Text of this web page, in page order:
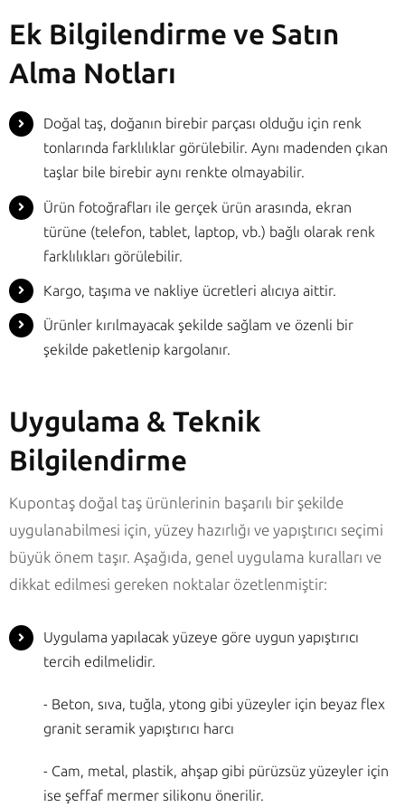
Ek Bilgilendirme ve Satın
Alma Notları
Doğal taş, doğanın birebir parçası olduğu için renk
tonlarında farklılıklar görülebilir. Aynı madenden çıkan
taşlar bile birebir aynı renkte olmayabilir.
Ürün fotoğrafları ile gerçek ürün arasında, ekran
türüne (telefon, tablet, laptop, vb.) bağlı olarak renk
farklılıkları görülebilir.
Kargo, taşıma ve nakliye ücretleri alıcıya aittir.
Ürünler kırılmayacak şekilde sağlam ve özenli bir
şekilde paketlenip kargolanır.
Uygulama & Teknik
Bilgilendirme
Kupontaş doğal taş ürünlerinin başarılı bir şekilde
uygulanabilmesi için, yüzey hazırlığı ve yapıştırıcı seçimi
büyük önem taşır. Aşağıda, genel uygulama kuralları ve
dikkat edilmesi gereken noktalar özetlenmiştir:
Uygulama yapılacak yüzeye göre uygun yapıştırıcı
tercih edilmelidir.
- Beton, sıva, tuğla, ytong gibi yüzeyler için beyaz flex
granit seramik yapıştırıcı harcı
- Cam, metal, plastik, ahşap gibi pürüzsüz yüzeyler için
ise şeffaf mermer silikonu önerilir.